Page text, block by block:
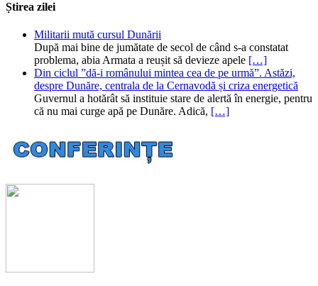
Știrea zilei
Militarii mută cursul Dunării
După mai bine de jumătate de secol de când s-a constatat
problema, abia Armata a reușit să devieze apele […]
Din ciclul ”dă-i românului mintea cea de pe urmă”. Astăzi,
despre Dunăre, centrala de la Cernavodă și criza energetică
Guvernul a hotărât să instituie stare de alertă în energie, pentru
că nu mai curge apă pe Dunăre. Adică, […]